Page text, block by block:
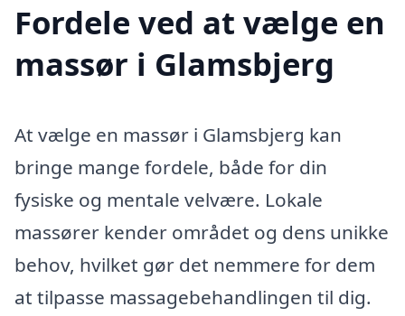
Fordele ved at vælge en
massør i Glamsbjerg
At vælge en massør i Glamsbjerg kan
bringe mange fordele, både for din
fysiske og mentale velvære. Lokale
massører kender området og dens unikke
behov, hvilket gør det nemmere for dem
at tilpasse massagebehandlingen til dig.